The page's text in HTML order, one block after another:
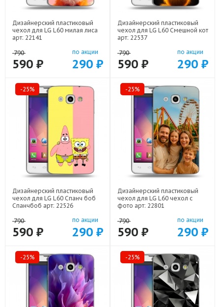
Дизайнерский пластиковый
чехол для LG L60 милая лиса
арт: 22141
790
590 ₽
по акции
290 ₽
Дизайнерский пластиковый
чехол для LG L60 Смешной кот
арт: 22537
790
590 ₽
по акции
290 ₽
-25%
Дизайнерский пластиковый
чехол для LG L60 Спанч боб
Спанчбоб арт: 22526
790
590 ₽
по акции
290 ₽
-25%
Дизайнерский пластиковый
чехол для LG L60 чехол с
фото арт: 22801
790
590 ₽
по акции
290 ₽
-25% -25%